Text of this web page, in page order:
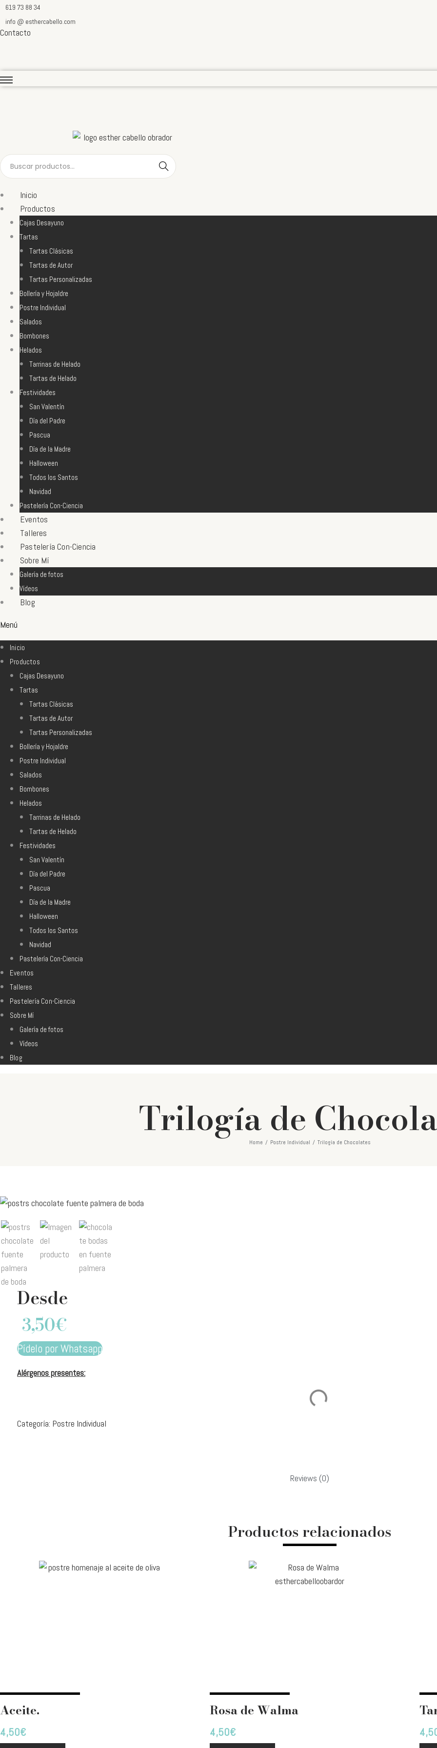
619 73 88 34
info @ esthercabello.com
Contacto
B
ú
Buscar
Inicio
Productos
Cajas Desayuno
Tartas
Tartas Clásicas
Tartas de Autor
Tartas Personalizadas
Bollería y Hojaldre
Postre Individual
Salados
Bombones
Helados
Tarrinas de Helado
Tartas de Helado
Festividades
San Valentín
Día del Padre
Pascua
Día de la Madre
Halloween
Todos los Santos
Navidad
Pastelería Con-Ciencia
Eventos
Talleres
Pastelería Con-Ciencia
Sobre Mí
Galería de fotos
Vídeos
Blog
Menú
Inicio
Productos
Cajas Desayuno
Tartas
Tartas Clásicas
Tartas de Autor
Tartas Personalizadas
Bollería y Hojaldre
Postre Individual
Salados
Bombones
Helados
Tarrinas de Helado
Tartas de Helado
Festividades
San Valentín
Día del Padre
Pascua
Día de la Madre
Halloween
Todos los Santos
Navidad
Pastelería Con-Ciencia
Eventos
Talleres
Pastelería Con-Ciencia
Sobre Mí
Galería de fotos
Vídeos
Blog
Trilogía de
Home / Postre Individual / Trilogía de Chocolates
Desde
3,50€
Pídelo por Whatsapp
Alérgenos presentes:
Categoría: Postre Individual
Reviews (0)
Productos relacionados
Aceite.
4,50€
Rosa de Walma
4,50€